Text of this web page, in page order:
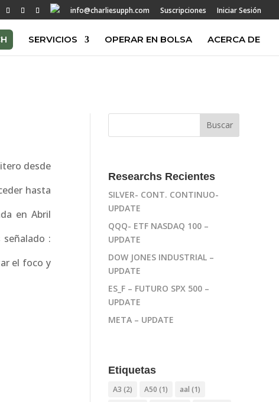
info@charliesupph.com Suscripciones Iniciar Sesión
SERVICIOS OPERAR EN BOLSA ACERCA DE
desde
hasta
en Abril
:
el foco y
Researchs Recientes
SILVER- CONT. CONTINUO-
UPDATE
QQQ- ETF NASDAQ 100 –
UPDATE
DOW JONES INDUSTRIAL –
UPDATE
ES_F – FUTURO SPX 500 –
UPDATE
META – UPDATE
Etiquetas
A3 (2) A50 (1) aal (1)